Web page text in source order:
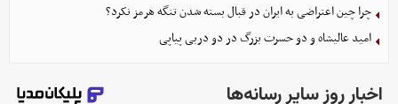
چرا چین اعتراضی به ایران در قبال بسته شدن تنگه هرمز نکرد؟
امید عالیشاه و دو حسرت بزرگ در دو دربی پیاپی